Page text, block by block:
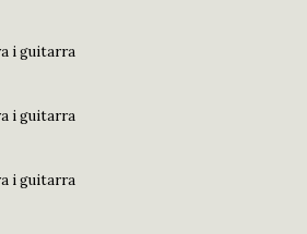
i guitarra
i guitarra
i guitarra